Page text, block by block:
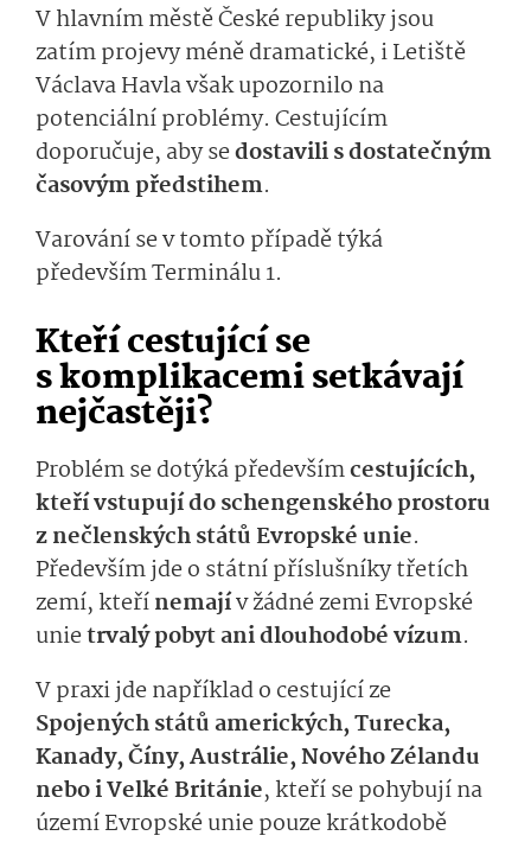
V hlavním městě České republiky jsou
zatím projevy méně dramatické, i Letiště
Václava Havla však upozornilo na
potenciální problémy. Cestujícím
doporučuje, aby sedostavili s dostatečným
časovým předstihem.
Varování se v tomto případě týká
především Terminálu 1.
Kteří cestující se
s komplikacemi setkávají
nejčastěji?
Problém se dotýká předevšímcestujících,
kteří vstupují do schengenského prostoru
z nečlenských států Evropské unie.
Především jde o státní příslušníky třetích
zemí, kteřínemajív žádné zemi Evropské
unietrvalý pobyt ani dlouhodobé vízum.
V praxi jde například o cestující ze
Spojených států amerických, Turecka,
Kanady, Číny, Austrálie, Nového Zélandu
nebo i Velké Británie, kteří se pohybují na
území Evropské unie pouze krátkodobě